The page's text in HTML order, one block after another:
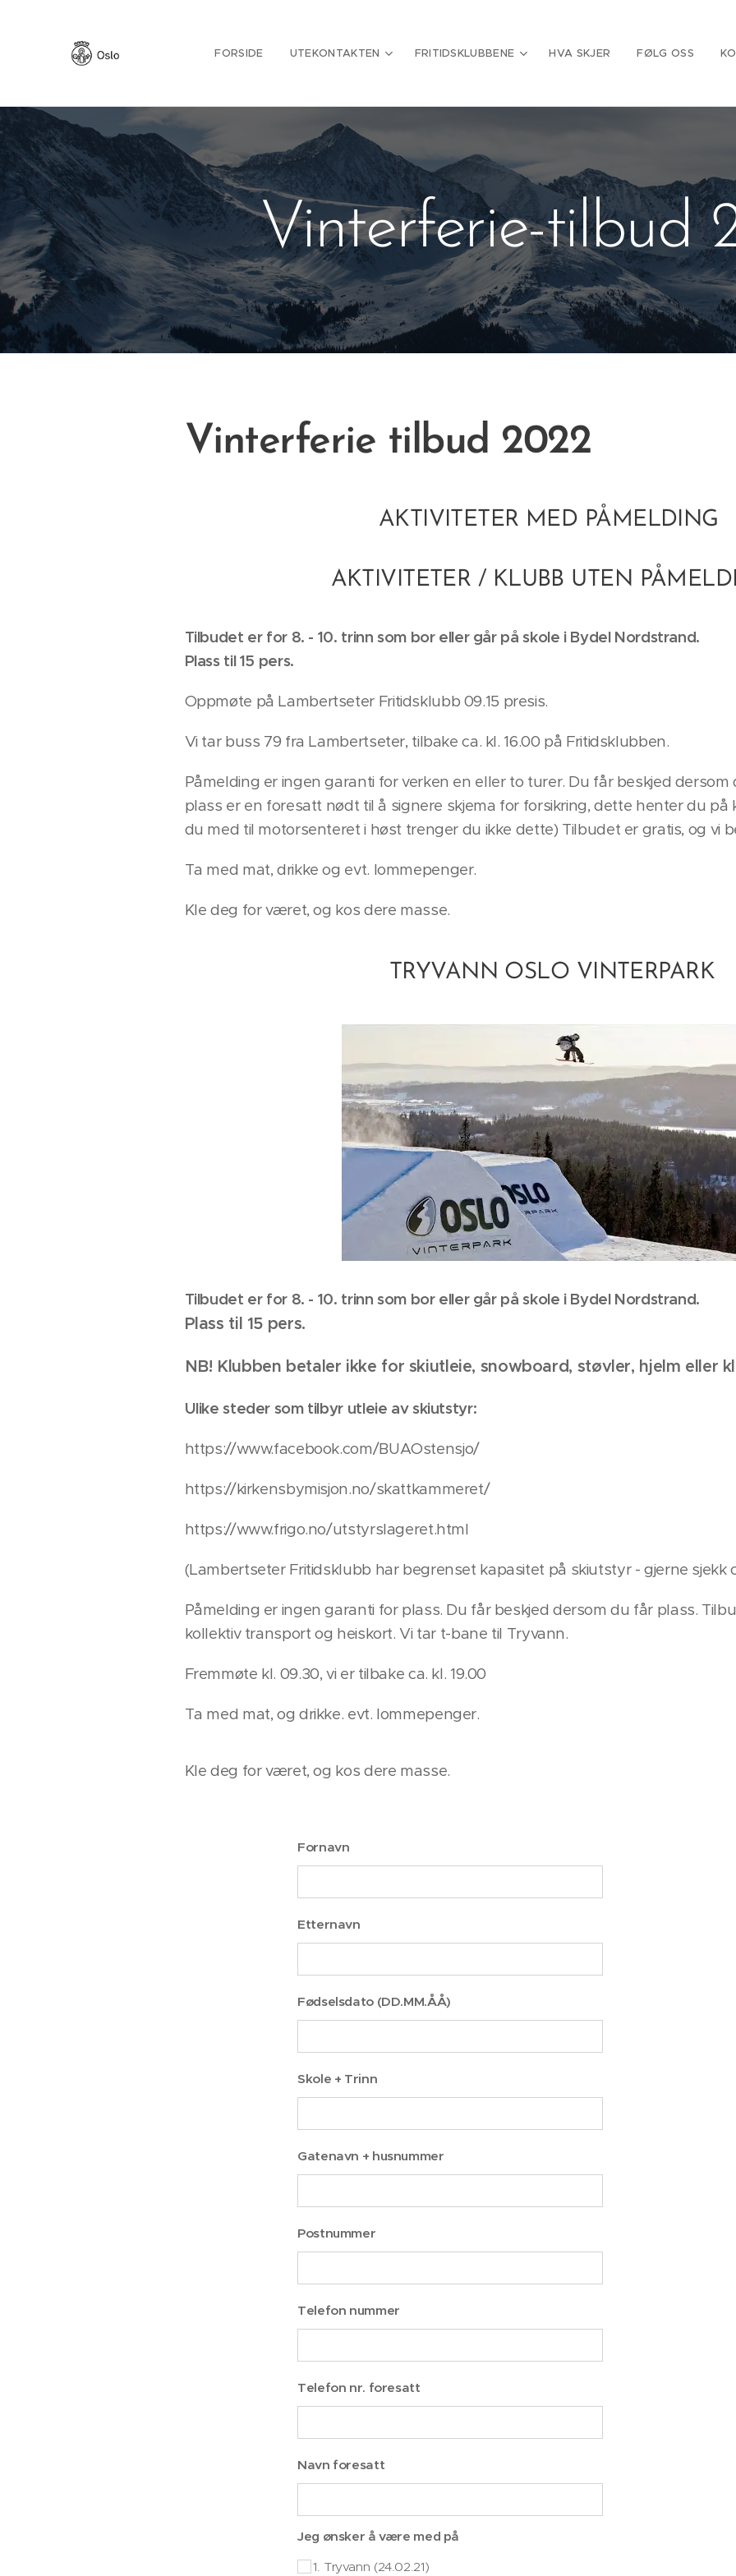
FORSIDE UTEKONTAKTEN FRITIDSKLUBBENE HVA SKJER FØLG OSS
Vinterferie-tilbud
Vinterferie tilbud 2022
AKTIVITETER MED PÅMELDING
AKTIVITETER / KLUBB UTEN
Tilbudet er for 8. - 10. trinnsom bor eller går på skole i Bydel Nordstrand.
Plass til 15 pers.
Oppmøte på Lambertseter Fritidsklubb 09.15 presis.
Vi tar buss 79 fra Lambertseter, tilbake ca. kl. 16.00 på Fritidsklubben.
Påmelding er ingen garanti for verken en eller to turer. Du får beskjed
plass er en foresatt nødt til å signere skjema for forsikring, dette henter du
du med til motorsenteret i høst trenger du ikke dette) Tilbudet er gratis, og vi
Ta med mat, drikke og evt. lommepenger.
Kle deg for været, og kos dere masse.
TRYVANN OSLO VINTERPARK
Tilbudet er for 8. - 10. trinnsom bor eller går på skole i Bydel Nordstrand.
Plass til 15 pers.
NB! Klubben betaler ikke for skiutleie, snowboard, støvler, hjelm eller
Ulike steder som tilbyr utleie av skiutstyr:
https://www.facebook.com/BUAOstensjo/
https://kirkensbymisjon.no/skattkammeret/
https://www.frigo.no/utstyrslageret.html
(Lambertseter Fritidsklubb har begrenset kapasitet på skiutstyr - gjerne sjekk
Påmelding er ingen garanti for plass. Du får beskjed dersom du får plass.
kollektiv transport og heiskort. Vi tar t-bane til Tryvann.
Fremmøte kl. 09.30, vi er tilbake ca. kl. 19.00
Ta med mat, og drikke. evt. lommepenger.
Kle deg for været, og kos dere masse.
Fornavn
Etternavn
Fødselsdato (DD.MM.ÅÅ)
Skole + Trinn
Gatenavn + husnummer
Postnummer
Telefon nummer
Telefon nr. foresatt
Navn foresatt
Jeg ønsker å være med på
1. Tryvann (24.02.21)